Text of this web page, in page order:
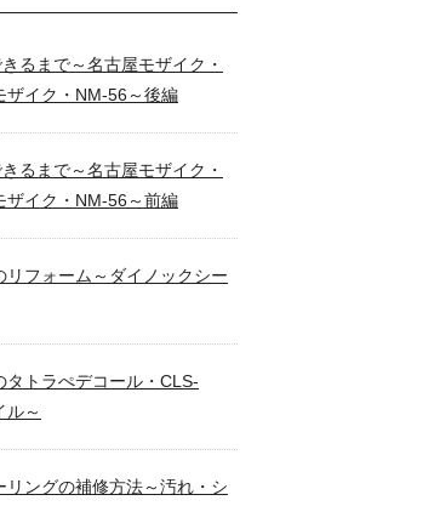
るまで～名古屋モザイク・
ザイク・NM-56～後編
るまで～名古屋モザイク・
ザイク・NM-56～前編
リフォーム～ダイノックシー
タトラぺデコール・CLS-
ル～
リングの補修方法～汚れ・シ